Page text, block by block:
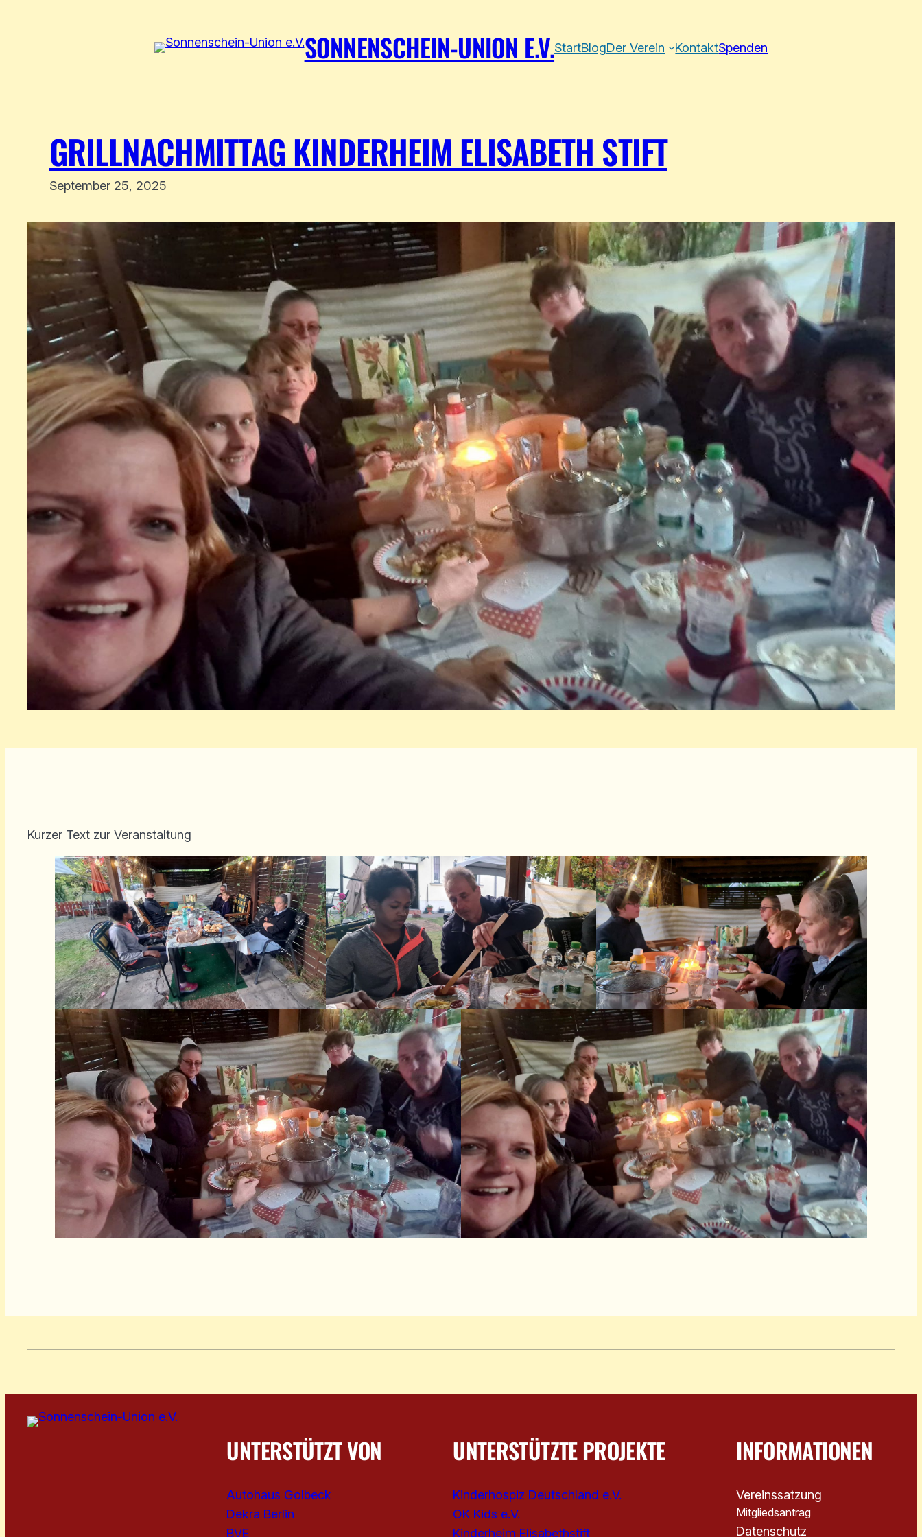
SONNENSCHEIN-UNION E.V.StartBlogDer Verein KontaktSpenden
GRILLNACHMITTAG KINDERHEIM ELISABETH STIFT
September 25, 2025
Kurzer Text zur Veranstaltung
UNTERSTÜTZT VON
Autohaus Golbeck
Dekra Berlin
BVE
UNTERSTÜTZTE PROJEKTE
Kinderhospiz Deutschland e.V.
OK Kids e.V.
Kinderheim Elisabethstift
INFORMATIONEN
Vereinssatzung
Mitgliedsantrag
Datenschutz